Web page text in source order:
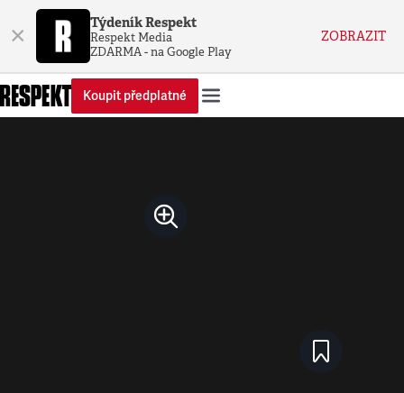
× Týdeník Respekt
Respekt Media
ZDARMA - na Google Play
ZOBRAZIT
Koupit předplatné